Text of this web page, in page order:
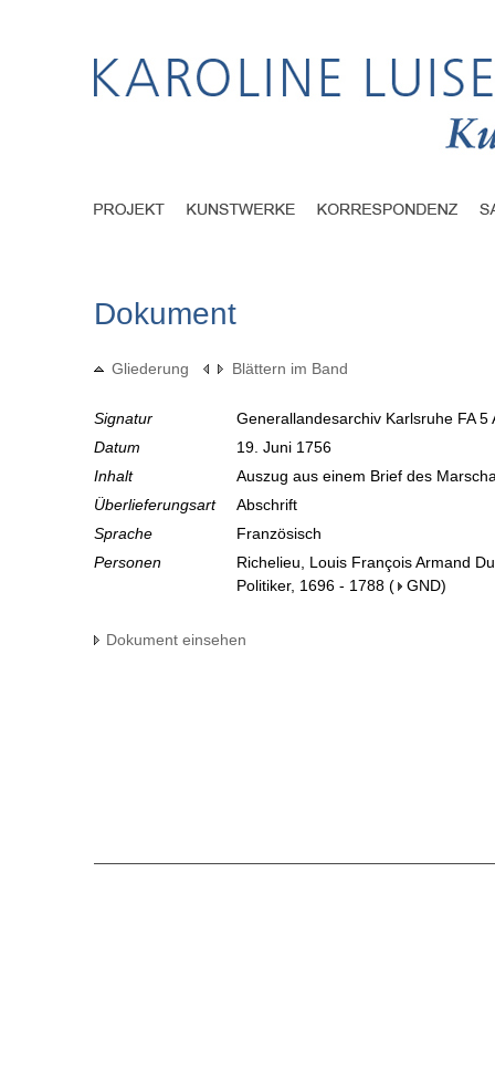
Dokument
Gliederung Blättern im Band
Signatur
Generallandesarchiv Karlsruhe FA
Datum
19. Juni 1756
Inhalt
Auszug aus einem Brief des
Überlieferungsart
Abschrift
Sprache
Französisch
Personen
Richelieu, Louis François Armand
Politiker, 1696 - 1788 ( GND)
Dokument einsehen